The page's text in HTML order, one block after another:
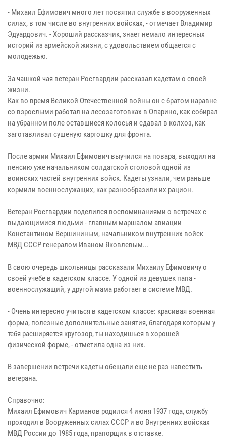
- Михаил Ефимович много лет посвятил службе в вооруженных
силах, в том числе во внутренних войсках, - отмечает Владимир
Эдуардович. - Хороший рассказчик, знает немало интересных
историй из армейской жизни, с удовольствием общается с
молодежью.
За чашкой чая ветеран Росгвардии рассказал кадетам о своей
жизни.
Как во время Великой Отечественной войны он с братом наравне
со взрослыми работал на лесозаготовках в Опарино, как собирал
на убранном поле оставшиеся колосья и сдавал в колхоз, как
заготавливал сушеную картошку для фронта.
После армии Михаил Ефимович выучился на повара, выходил на
пенсию уже начальником солдатской столовой одной из
воинских частей внутренних войск. Кадеты узнали, чем раньше
кормили военнослужащих, как разнообразили их рацион.
Ветеран Росгвардии поделился воспоминаниями о встречах с
выдающимися людьми - главным маршалом авиации
Константином Вершининым, начальником внутренних войск
МВД СССР генералом Иваном Яковлевым...
В свою очередь школьницы рассказали Михаилу Ефимовичу о
своей учебе в кадетском классе. У одной из девушек папа -
военнослужащий, у другой мама работает в системе МВД.
- Очень интересно учиться в кадетском классе: красивая военная
форма, полезные дополнительные занятия, благодаря которым у
тебя расширяется кругозор, ты находишься в хорошей
физической форме, - отметила одна из них.
В завершении встречи кадеты обещали еще не раз навестить
ветерана.
Справочно:
Михаил Ефимович Карманов родился 4 июня 1937 года, службу
проходил в Вооруженных силах СССР и во Внутренних войсках
МВД России до 1985 года, прапорщик в отставке.